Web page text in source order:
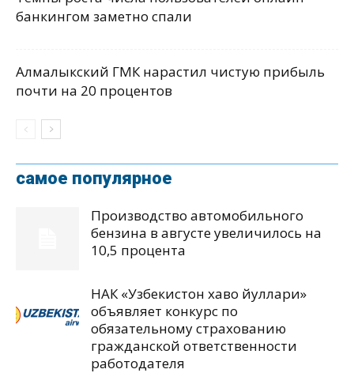
банкингом заметно спали
Алмалыкский ГМК нарастил чистую прибыль
почти на 20 процентов
самое популярное
Производство автомобильного
бензина в августе увеличилось на
10,5 процента
НАК «Узбекистон хаво йуллари»
объявляет конкурс по
обязательному страхованию
гражданской ответственности
работодателя